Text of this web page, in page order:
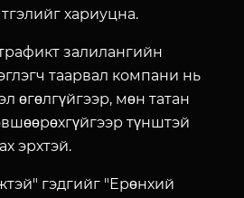
хариуцна.
залилангийн
таарвал компани нь
өгөлгүйгээр, мөн татан
түнштэй
эрхтэй.
гэдгийг "Ерөнхий